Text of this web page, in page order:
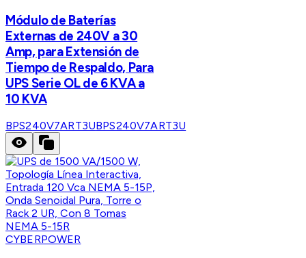
Módulo de Baterías
Externas de 240V a 30
Amp, para Extensión de
Tiempo de Respaldo, Para
UPS Serie OL de 6 KVA a
10 KVA
BPS240V7ART3UBPS240V7ART3U
CYBERPOWER